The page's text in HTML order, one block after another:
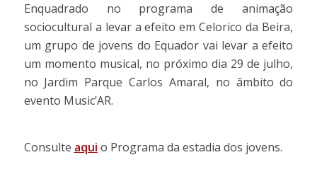
Enquadrado no programa de animação
sociocultural a levar a efeito em Celorico da Beira,
um grupo de jovens do Equador vai levar a efeito
um momento musical, no próximo dia 29 de julho,
no Jardim Parque Carlos Amaral, no âmbito do
evento Music’AR.
Consulte aqui o Programa da estadia dos jovens.